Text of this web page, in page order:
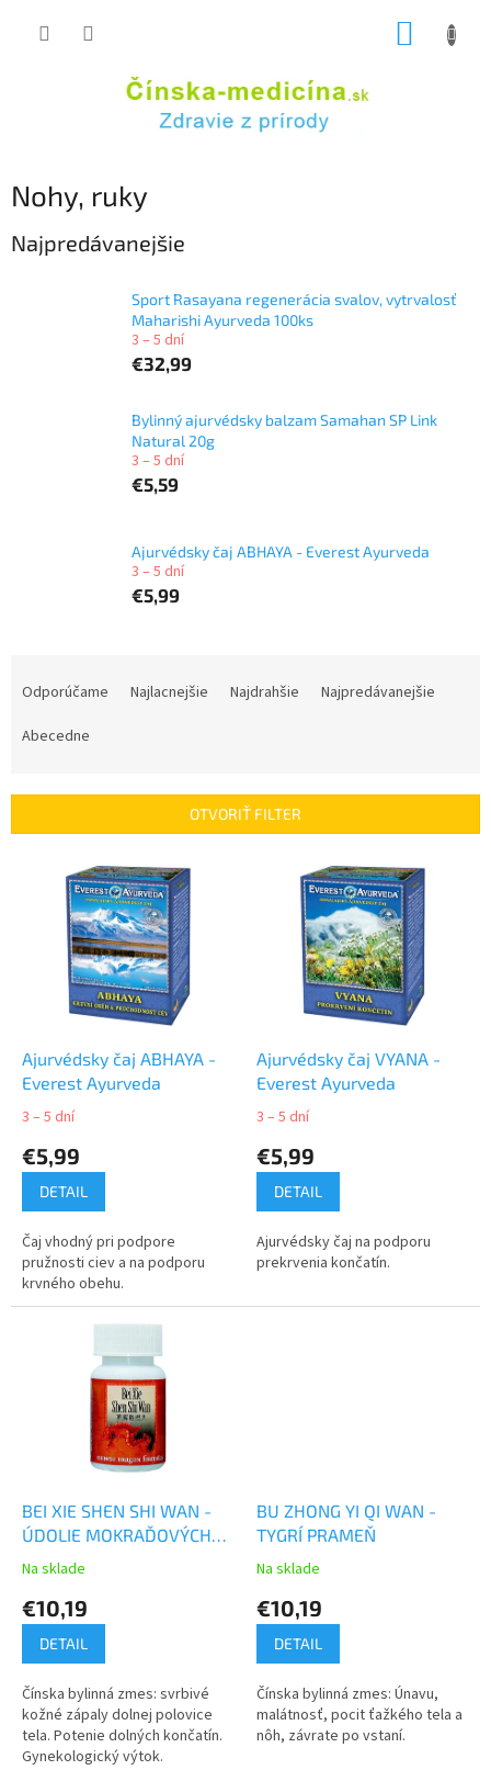
Nohy, ruky
Najpredávanejšie
Sport Rasayana regenerácia svalov, vytrvalosť
Maharishi Ayurveda 100ks
3 – 5 dní
€32,99
Bylinný ajurvédsky balzam Samahan SP Link
Natural 20g
3 – 5 dní
€5,59
Ajurvédsky čaj ABHAYA - Everest Ayurveda
3 – 5 dní
€5,99
p
Odporúčame Najlacnejšie Najdrahšie
Najpredávanejšie
Abecedne
OTVORIŤ FILTER
Ajurvédsky čaj ABHAYA -
Everest Ayurveda
3 – 5 dní
€5,99
DETAIL
Čaj vhodný pri podpore
pružnosti ciev a na podporu
krvného obehu.
Ajurvédsky čaj VYANA -
Everest Ayurveda
3 – 5 dní
€5,99
DETAIL
Ajurvédsky čaj na podporu
prekrvenia končatín.
BEI XIE SHEN SHI WAN -
ÚDOLIE MOKRAĎOVÝCH
POLÍ
Na sklade
€10,19
DETAIL
Čínska bylinná zmes: svrbivé
kožné zápaly dolnej polovice
tela. Potenie dolných končatín.
Gynekologický výtok.
BU ZHONG YI QI WAN -
TYGRÍ PRAMEŇ
Na sklade
€10,19
DETAIL
Čínska bylinná zmes: Únavu,
malátnosť, pocit ťažkého tela a
nôh, závrate po vstaní.